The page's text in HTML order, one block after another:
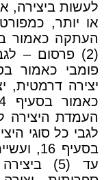
לעשות ביצירה,
עד (5)